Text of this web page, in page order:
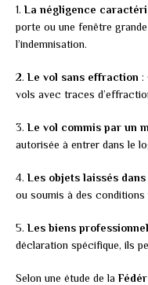
1.La négligence
porte ou une fenêtre
l’indemnisation.
2.Le vol sans effraction :
vols avec traces
3.Le vol commis par un
autorisée à entrer dans le
4.Les objets laissés
ou soumis à des conditions
5.Les biens
déclaration spécifique, ils
Selon une étude de la